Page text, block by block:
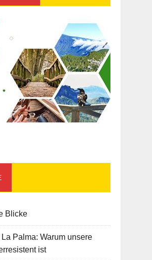
Blicke
Palma: Warum unsere
ist